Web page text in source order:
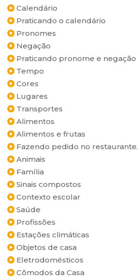
Calendário
Praticando o calendário
Pronomes
Negação
Praticando pronome e negação
Tempo
Cores
Lugares
Transportes
Alimentos
Alimentos e frutas
Fazendo pedido no restaurante.
Animais
Família
Sinais compostos
Contexto escolar
Saúde
Profissões
Estações climáticas
Objetos de casa
Eletrodomésticos
Cômodos da Casa